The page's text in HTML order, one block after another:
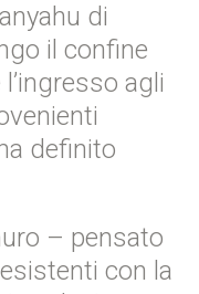
di
il confine
agli
definito
– pensato
con la